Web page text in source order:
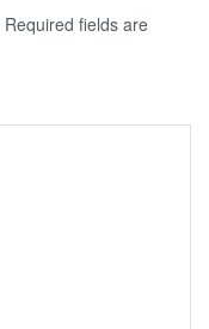
Required fields are